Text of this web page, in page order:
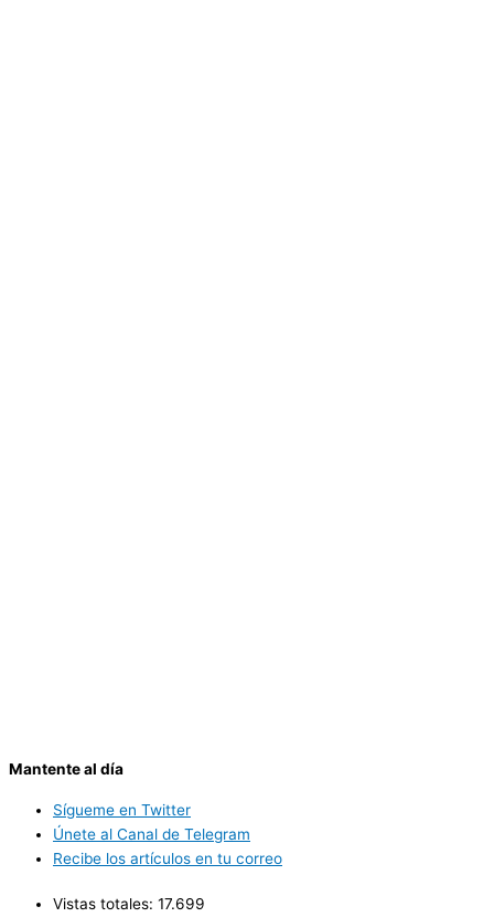
Mantente al día
Sígueme en Twitter
Únete al Canal de Telegram
Recibe los artículos en tu correo
Vistas totales: 17.699